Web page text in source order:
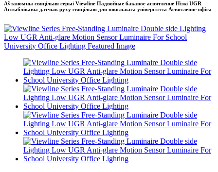
Аўтаномны свяцільня серыі Viewline Падвойнае бакавое асвятленне Нізкі UGR
Антыблікавы датчык руху свяцільня для школьнага універсітэта Асвятленне офіса